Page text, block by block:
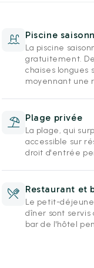
Piscine
La piscine
gratuitement.
chaises longues
moyennant une
Plage privée
La plage, qui
accessible sur
droit d'entrée
Restaurant et
Le petit-
dîner sont
bar de l'hôtel